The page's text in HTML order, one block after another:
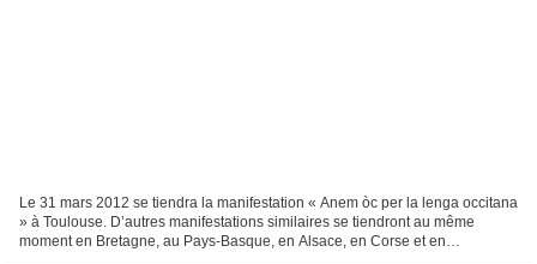
Le 31 mars 2012 se tiendra la manifestation « Anem òc per la lenga occitana
» à Toulouse. D’autres manifestations similaires se tiendront au même
moment en Bretagne, au Pays-Basque, en Alsace, en Corse et en